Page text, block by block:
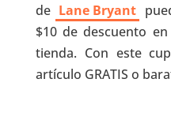
de Lane Bryant
$10 de descuento
tienda. Con este
artículo GRATIS o